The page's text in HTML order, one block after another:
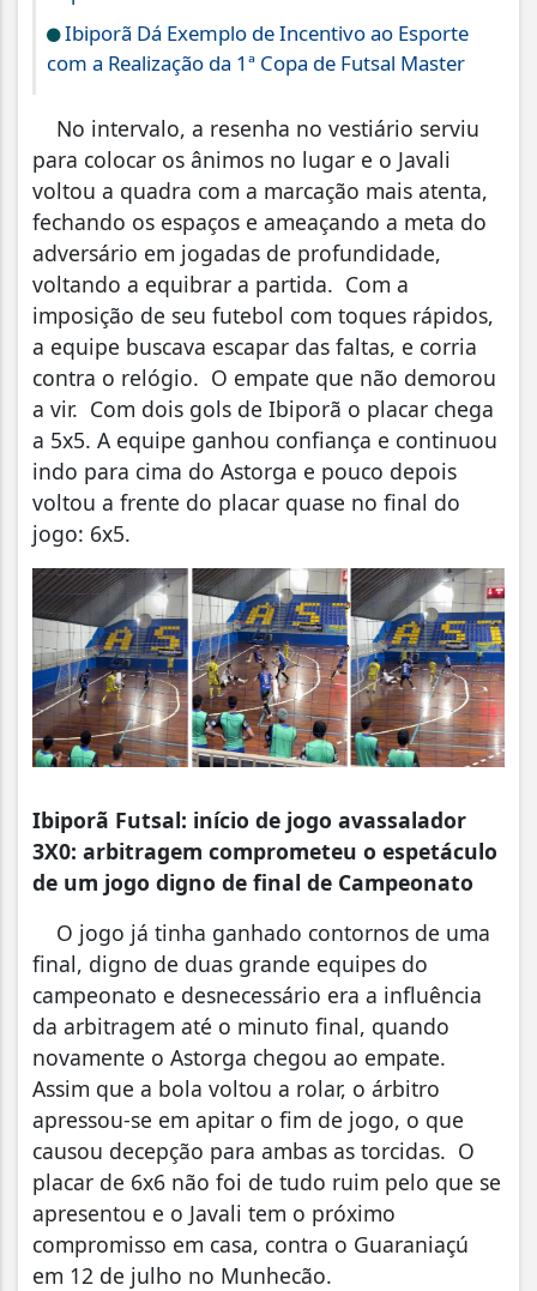
Ibiporã Dá Exemplo de Incentivo ao Esporte
com a Realização da 1ª Copa de Futsal Master
No intervalo, a resenha no vestiário serviu
para colocar os ânimos no lugar e o Javali
voltou a quadra com a marcação mais atenta,
fechando os espaços e ameaçando a meta do
adversário em jogadas de profundidade,
voltando a equibrar a partida. Com a
imposição de seu futebol com toques rápidos,
a equipe buscava escapar das faltas, e corria
contra o relógio. O empate que não demorou
a vir. Com dois gols de Ibiporã o placar chega
a 5x5. A equipe ganhou confiança e continuou
indo para cima do Astorga e pouco depois
voltou a frente do placar quase no final do
jogo: 6x5.
Ibiporã Futsal: início de jogo avassalador
3X0: arbitragem comprometeu o espetáculo
de um jogo digno de final de Campeonato
O jogo já tinha ganhado contornos de uma
final, digno de duas grande equipes do
campeonato e desnecessário era a influência
da arbitragem até o minuto final, quando
novamente o Astorga chegou ao empate.
Assim que a bola voltou a rolar, o árbitro
apressou-se em apitar o fim de jogo, o que
causou decepção para ambas as torcidas. O
placar de 6x6 não foi de tudo ruim pelo que se
apresentou e o Javali tem o próximo
compromisso em casa, contra o Guaraniaçú
em 12 de julho no Munhecão.